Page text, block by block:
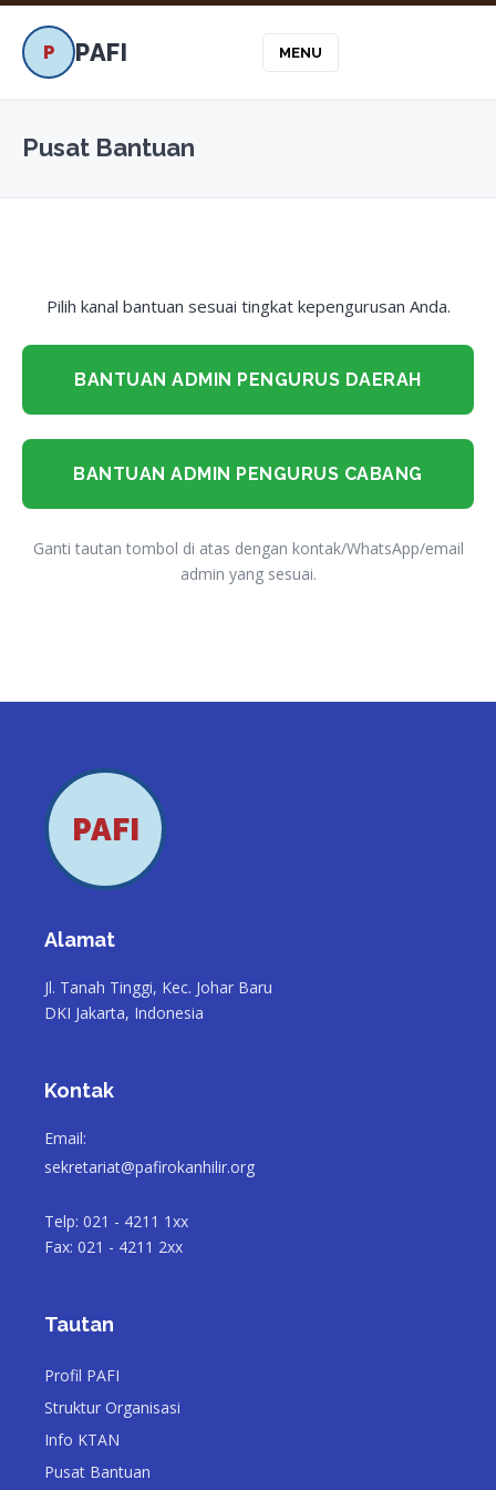
P PAFI MENU
Pusat Bantuan
Pilih kanal bantuan sesuai tingkat kepengurusan Anda.
BANTUAN ADMIN PENGURUS DAERAH
BANTUAN ADMIN PENGURUS CABANG
Ganti tautan tombol di atas dengan kontak/WhatsApp/email
admin yang sesuai.
PAFI
Alamat
Jl. Tanah Tinggi, Kec. Johar Baru
DKI Jakarta, Indonesia
Kontak
Email:
sekretariat@pafirokanhilir.org
Telp: 021 - 4211 1xx
Fax: 021 - 4211 2xx
Tautan
Profil PAFI
Struktur Organisasi
Info KTAN
Pusat Bantuan